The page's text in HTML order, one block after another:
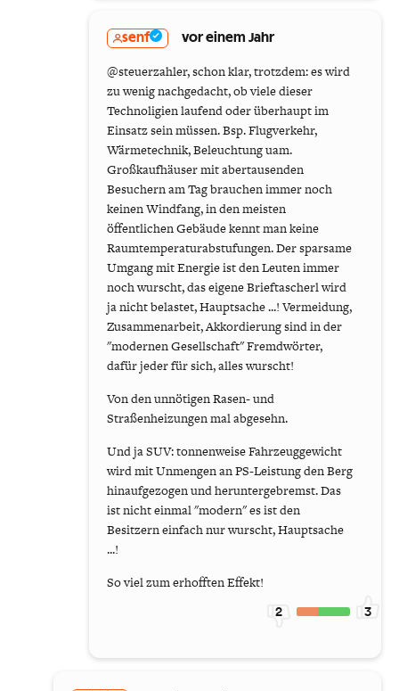
senf vor einem Jahr
@steuerzahler, schon klar, trotzdem: es wird
zu wenig nachgedacht, ob viele dieser
Technoligien laufend oder überhaupt im
Einsatz sein müssen. Bsp. Flugverkehr,
Wärmetechnik, Beleuchtung uam.
Großkaufhäuser mit abertausenden
Besuchern am Tag brauchen immer noch
keinen Windfang, in den meisten
öffentlichen Gebäude kennt man keine
Raumtemperaturabstufungen. Der sparsame
Umgang mit Energie ist den Leuten immer
noch wurscht, das eigene Brieftascherl wird
ja nicht belastet, Hauptsache ...! Vermeidung,
Zusammenarbeit, Akkordierung sind in der
"modernen Gesellschaft" Fremdwörter,
dafür jeder für sich, alles wurscht!
Von den unnötigen Rasen- und
Straßenheizungen mal abgesehn.
Und ja SUV: tonnenweise Fahrzeuggewicht
wird mit Unmengen an PS-Leistung den Berg
hinaufgezogen und heruntergebremst. Das
ist nicht einmal "modern" es ist den
Besitzern einfach nur wurscht, Hauptsache
...!
So viel zum erhofften Effekt!
2 3